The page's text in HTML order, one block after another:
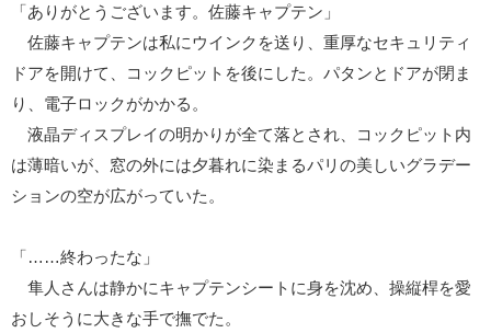
「ありがとうございます。佐藤キャプテン」
佐藤キャプテンは私にウインクを送り、重厚なセキュリティ
ドアを開けて、コックピットを後にした。パタンとドアが閉ま
り、電子ロックがかかる。
液晶ディスプレイの明かりが全て落とされ、コックピット内
は薄暗いが、窓の外には夕暮れに染まるパリの美しいグラデー
ションの空が広がっていた。
「……終わったな」
隼人さんは静かにキャプテンシートに身を沈め、操縦桿を愛
おしそうに大きな手で撫でた。